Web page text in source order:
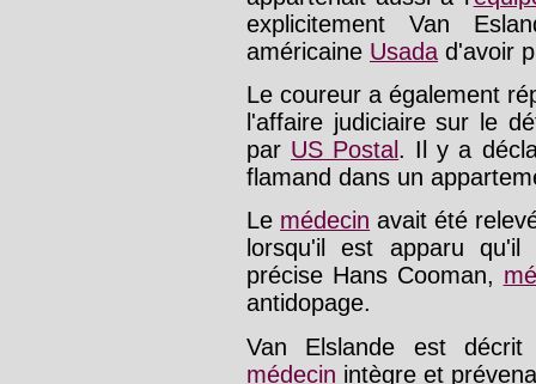
explicitement Van
américaine Usada d'avoir
Le coureur a également
l'affaire judiciaire sur le
par US Postal . Il y a
flamand dans un
Le médecin avait été
lorsqu'il est apparu qu'il
précise Hans Cooman,
antidopage.
Van Elslande est
médecin intègre et